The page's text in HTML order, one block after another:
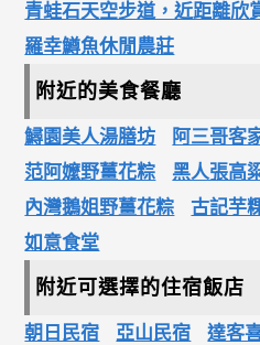
青蛙石天空步道，近距離欣
羅幸鱒魚休閒農莊
附近的美食餐廳
鱘園美人湯膳坊 阿三哥客
范阿嬤野薑花粽
黑人張高
內灣鵝姐野薑花粽
古記芋
如意食堂
附近可選擇的住宿飯店
朝日民宿 亞山民宿 達客